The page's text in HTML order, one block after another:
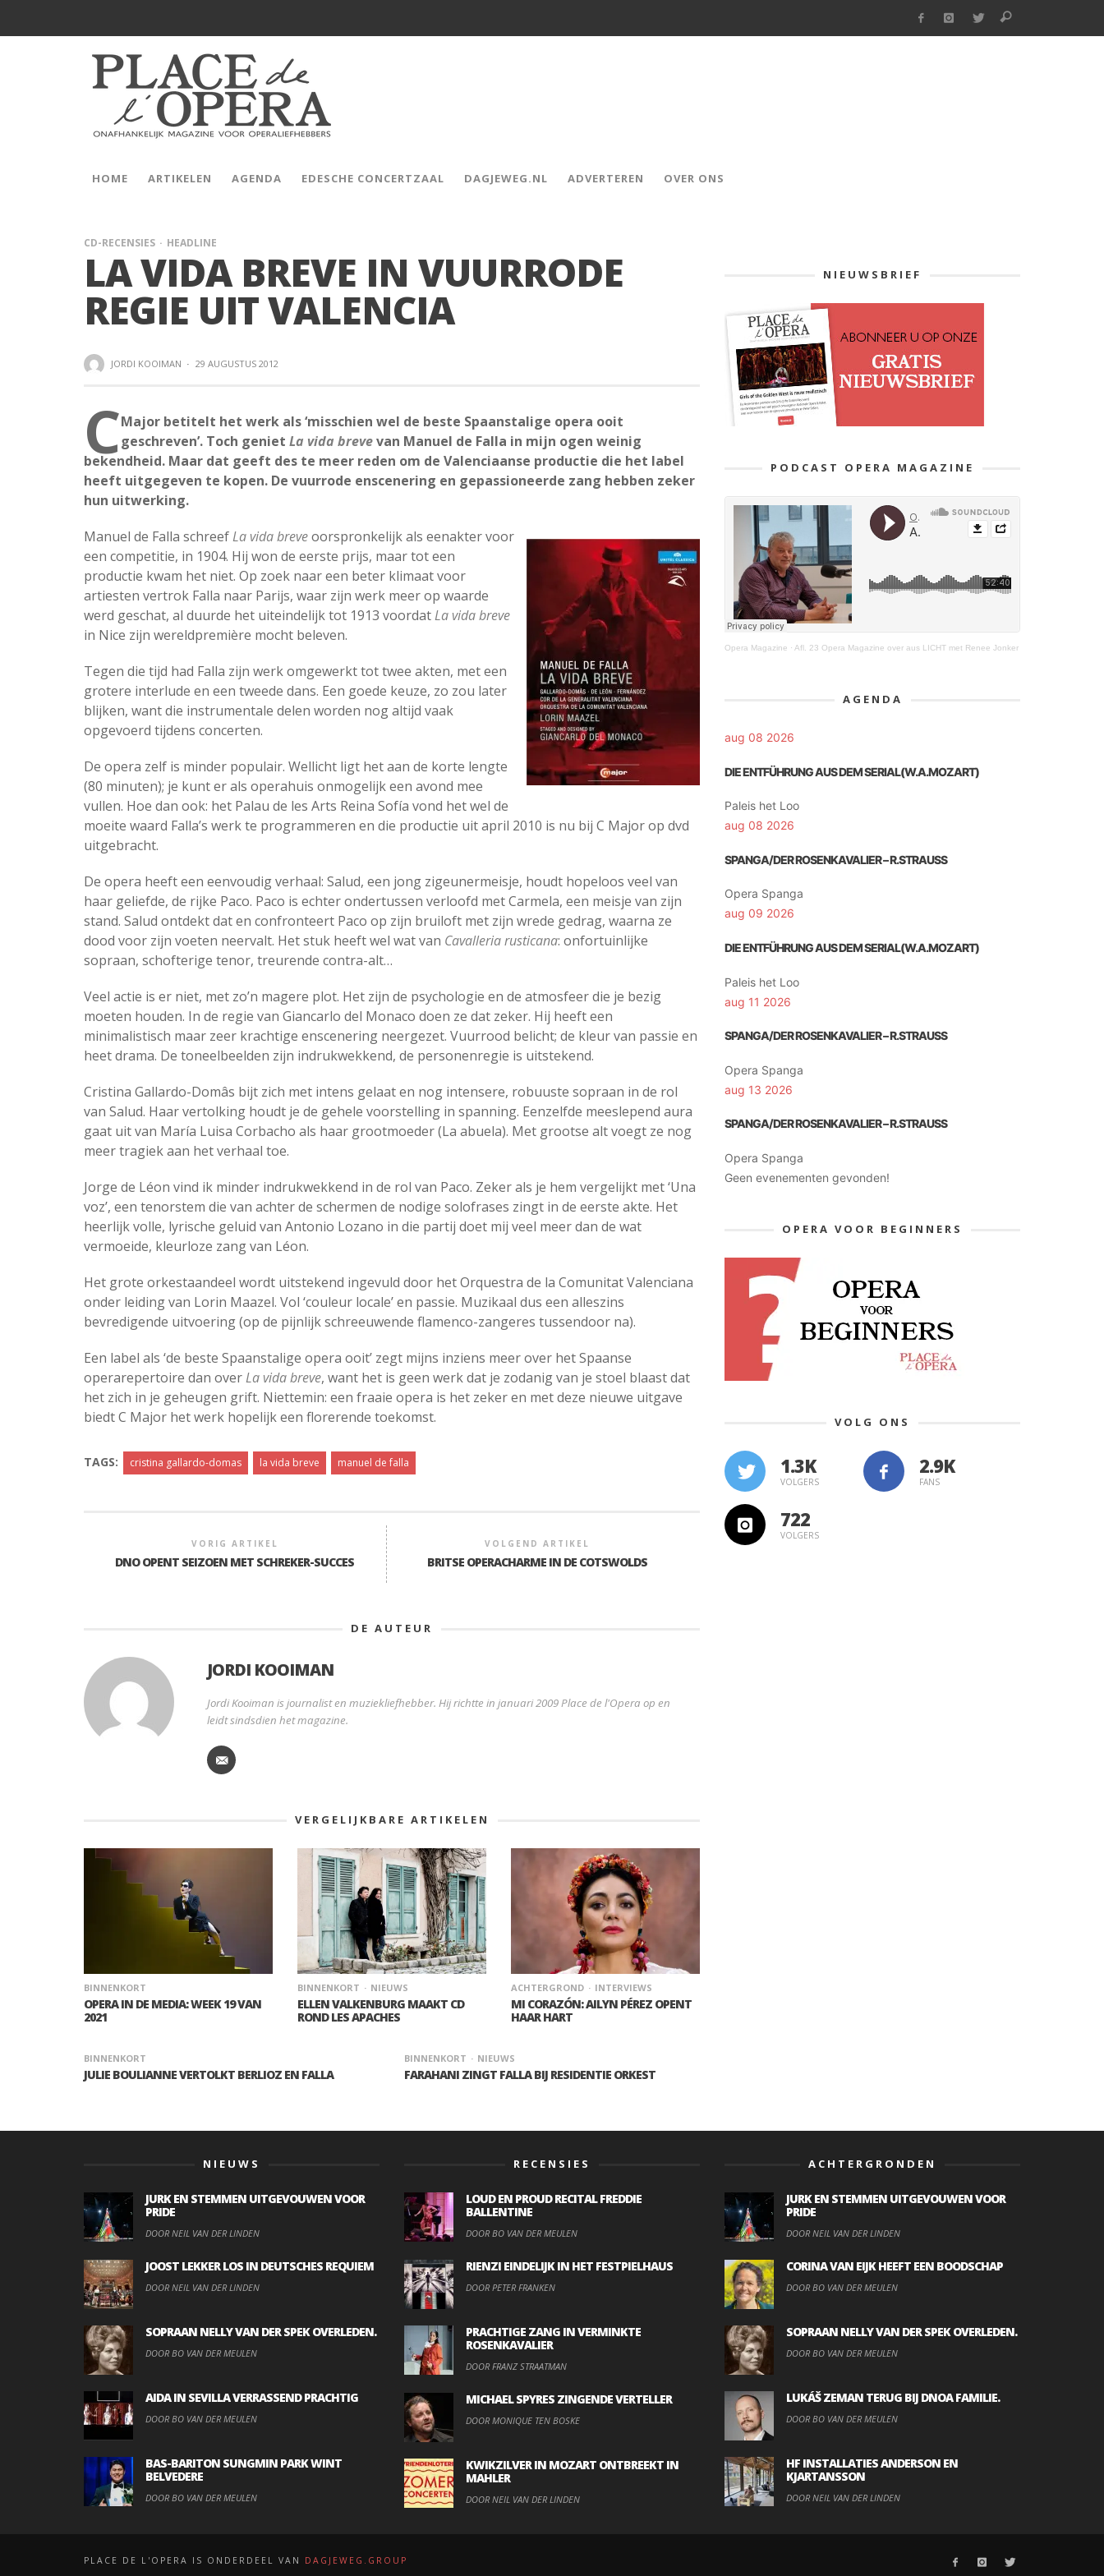
HOME ARTIKELEN AGENDA EDESCHE CONCERTZAAL DAGJEWEG.NL ADVERTEREN OVER ONS
CD-RECENSIES HEADLINE
LA VIDA BREVE IN VUURRODE
REGIE UIT VALENCIA
JORDI KOOIMAN · 29 AUGUSTUS 2012
CMajor betitelt het werk als ‘misschien wel de beste Spaanstalige opera ooit
geschreven’. Toch geniet La vida brevevan Manuel de Falla in mijn ogen weinig
bekendheid. Maar dat geeft des te meer reden om de Valenciaanse productie die het label
heeft uitgegeven te kopen. De vuurrode enscenering en gepassioneerde zang hebben zeker
hun uitwerking.
Manuel de Falla schreefLa vida breveoorspronkelijk als eenakter voor
een competitie, in 1904. Hij won de eerste prijs, maar tot een
productie kwam het niet. Op zoek naar een beter klimaat voor
artiesten vertrok Falla naar Parijs, waar zijn werk meer op waarde
werd geschat, al duurde het uiteindelijk tot 1913 voordatLa vida breve
in Nice zijn wereldpremière mocht beleven.
Tegen die tijd had Falla zijn werk omgewerkt tot twee akten, met een
grotere interlude en een tweede dans. Een goede keuze, zo zou later
blijken, want die instrumentale delen worden nog altijd vaak
opgevoerd tijdens concerten.
De opera zelf is minder populair. Wellicht ligt het aan de korte lengte
(80 minuten); je kunt er als operahuis onmogelijk een avond mee
vullen. Hoe dan ook: het Palau de les Arts Reina Sofía vond het wel de
moeite waard Falla’s werk te programmeren en die productie uit april 2010 is nu bij C Major op dvd
uitgebracht.
De opera heeft een eenvoudig verhaal: Salud, een jong zigeunermeisje, houdt hopeloos veel van
haar geliefde, de rijke Paco. Paco is echter ondertussen verloofd met Carmela, een meisje van zijn
stand. Salud ontdekt dat en confronteert Paco op zijn bruiloft met zijn wrede gedrag, waarna ze
dood voor zijn voeten neervalt. Het stuk heeft wel wat van Cavalleria rusticana: onfortuinlijke
sopraan, schofterige tenor, treurende contra-alt…
Veel actie is er niet, met zo’n magere plot. Het zijn de psychologie en de atmosfeer die je bezig
moeten houden. In de regie van Giancarlo del Monaco doen ze dat zeker. Hij heeft een
minimalistisch maar zeer krachtige enscenering neergezet. Vuurrood belicht; de kleur van passie en
heet drama. De toneelbeelden zijn indrukwekkend, de personenregie is uitstekend.
Cristina Gallardo-Domâs bijt zich met intens gelaat en nog intensere, robuuste sopraan in de rol
van Salud. Haar vertolking houdt je de gehele voorstelling in spanning. Eenzelfde meeslepend aura
gaat uit van María Luisa Corbacho als haar grootmoeder (La abuela). Met grootse alt voegt ze nog
meer tragiek aan het verhaal toe.
Jorge de Léon vind ik minder indrukwekkend in de rol van Paco. Zeker als je hem vergelijkt met ‘Una
voz’, een tenorstem die van achter de schermen de nodige solofrases zingt in de eerste akte. Het
heerlijk volle, lyrische geluid van Antonio Lozano in die partij doet mij veel meer dan de wat
vermoeide, kleurloze zang van Léon.
Het grote orkestaandeel wordt uitstekend ingevuld door het Orquestra de la Comunitat Valenciana
onder leiding van Lorin Maazel. Vol ‘couleur locale’ en passie. Muzikaal dus een alleszins
bevredigende uitvoering (op de pijnlijk schreeuwende flamenco-zangeres tussendoor na).
Een label als ‘de beste Spaanstalige opera ooit’ zegt mijns inziens meer over het Spaanse
operarepertoire dan overLa vida breve, want het is geen werk dat je zodanig van je stoel blaast dat
het zich in je geheugen grift. Niettemin: een fraaie opera is het zeker en met deze nieuwe uitgave
biedt C Major het werk hopelijk een florerende toekomst.
TAGS: cristina gallardo-domas la vida breve manuel de falla
VORIG ARTIKEL
DNO OPENT SEIZOEN MET SCHREKER-SUCCES
VOLGEND ARTIKEL
BRITSE OPERACHARME IN DE COTSWOLDS
DE AUTEUR
JORDI KOOIMAN
Jordi Kooiman is journalist en muziekliefhebber. Hij richtte in januari 2009 Place de l'Opera op en
leidt sindsdien het magazine.
VERGELIJKBARE ARTIKELEN
BINNENKORT
OPERA IN DE MEDIA: WEEK 19 VAN
2021
BINNENKORT NIEUWS
ELLEN VALKENBURG MAAKT CD
ROND LES APACHES
ACHTERGROND INTERVIEWS
MI CORAZÓN: AILYN PÉREZ OPENT
HAAR HART
BINNENKORT
JULIE BOULIANNE VERTOLKT BERLIOZ EN FALLA
BINNENKORT NIEUWS
FARAHANI ZINGT FALLA BIJ RESIDENTIE ORKEST
NIEUWSBRIEF
PODCAST OPERA MAGAZINE
Opera Magazine · Afl. 23 Opera Magazine over aus LICHT met Renee Jonker
AGENDA
aug 08 2026
DIE ENTFÜHRUNG AUS DEM SERIAL(W.A.MOZART)
Paleis het Loo
aug 08 2026
SPANGA/DER ROSENKAVALIER – R.STRAUSS
Opera Spanga
aug 09 2026
DIE ENTFÜHRUNG AUS DEM SERIAL(W.A.MOZART)
Paleis het Loo
aug 11 2026
SPANGA/DER ROSENKAVALIER – R.STRAUSS
Opera Spanga
aug 13 2026
SPANGA/DER ROSENKAVALIER – R.STRAUSS
Opera Spanga
Geen evenementen gevonden!
OPERA VOOR BEGINNERS
VOLG ONS
1.3K
VOLGERS FANS
722
VOLGERS
NIEUWS
JURK EN STEMMEN UITGEVOUWEN VOOR
PRIDE
DOOR NEIL VAN DER LINDEN
JOOST LEKKER LOS IN DEUTSCHES REQUIEM
DOOR NEIL VAN DER LINDEN
SOPRAAN NELLY VAN DER SPEK OVERLEDEN.
DOOR BO VAN DER MEULEN
AIDA IN SEVILLA VERRASSEND PRACHTIG
DOOR BO VAN DER MEULEN
BAS-BARITON SUNGMIN PARK WINT
BELVEDERE
DOOR BO VAN DER MEULEN
RECENSIES
LOUD EN PROUD RECITAL FREDDIE
BALLENTINE
DOOR BO VAN DER MEULEN
RIENZI EINDELIJK IN HET FESTPIELHAUS
DOOR PETER FRANKEN
PRACHTIGE ZANG IN VERMINKTE
ROSENKAVALIER
DOOR FRANZ STRAATMAN
MICHAEL SPYRES ZINGENDE VERTELLER
DOOR MONIQUE TEN BOSKE
KWIKZILVER IN MOZART ONTBREEKT IN
MAHLER
DOOR NEIL VAN DER LINDEN
ACHTERGRONDEN
JURK EN STEMMEN UITGEVOUWEN VOOR
PRIDE
DOOR NEIL VAN DER LINDEN
CORINA VAN EIJK HEEFT EEN BOODSCHAP
DOOR BO VAN DER MEULEN
SOPRAAN NELLY VAN DER SPEK OVERLEDEN.
DOOR BO VAN DER MEULEN
LUKÁŠ ZEMAN TERUG BIJ DNOA FAMILIE.
DOOR BO VAN DER MEULEN
HF INSTALLATIES ANDERSON EN
KJARTANSSON
DOOR NEIL VAN DER LINDEN
PLACE DE L'OPERA IS ONDERDEEL VAN DAGJEWEG.GROUP